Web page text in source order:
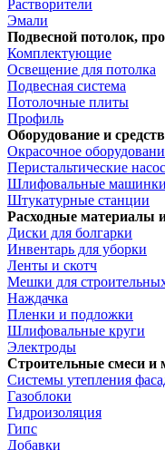
Растворители
Эмали
Подвесной потолок,
Комплектующие
Освещение для потолка
Подвесная система
Потолочные плиты
Профиль
Оборудование и
Окрасочное
Перистальтические
Шлифовальные машинки
Штукатурные станции
Расходные материалы
Диски для болгарки
Инвентарь для уборки
Ленты и скотч
Мешки для
Наждачка
Пленки и подложки
Шлифовальные круги
Электроды
Строительные смеси и
Системы утепления
Газоблоки
Гидроизоляция
Гипс
Добавки